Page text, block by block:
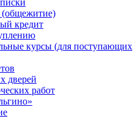
(общежитие)
кредит
курсы (для поступающих
дверей
работ